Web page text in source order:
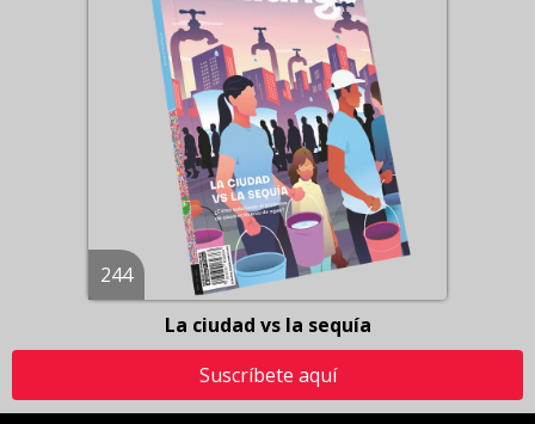
244
La ciudad vs la sequía
Suscríbete aquí